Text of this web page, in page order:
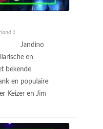
3
Jandino
en
bekende
en populaire
Keizer en Jim